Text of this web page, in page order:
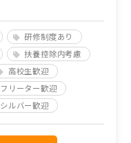
研修制度あり
扶養控除内考慮
高校生歓迎
フリーター歓迎
シルバー歓迎